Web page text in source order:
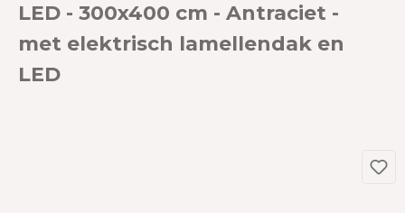
LED - 300x400 cm - Antraciet -
met elektrisch lamellendak en
LED